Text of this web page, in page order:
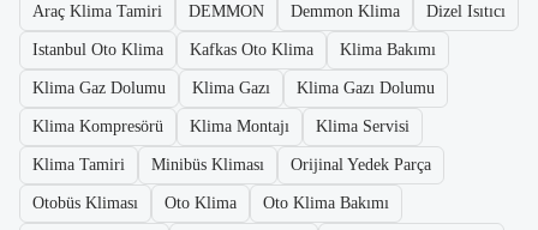
Araç Klima Tamiri DEMMON Demmon Klima Dizel Isıtıcı
Istanbul Oto Klima Kafkas Oto Klima Klima Bakımı
Klima Gaz Dolumu Klima Gazı Klima Gazı Dolumu
Klima Kompresörü Klima Montajı Klima Servisi
Klima Tamiri Minibüs Kliması Orijinal Yedek Parça
Otobüs Kliması Oto Klima Oto Klima Bakımı